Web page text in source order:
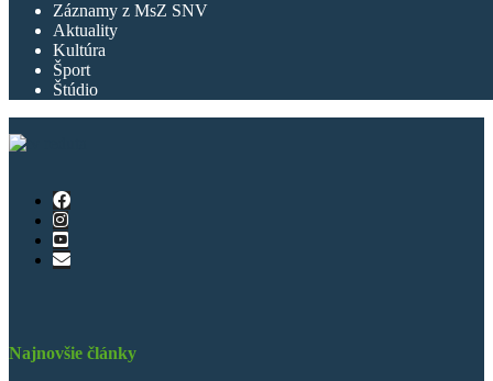
Záznamy z MsZ SNV
Aktuality
Kultúra
Šport
Štúdio
Najnovšie články